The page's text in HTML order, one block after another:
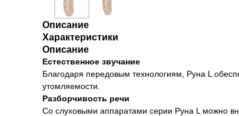
Описание
Характеристики
Описание
Естественное звучание
Благодаря передовым технологиям, Руна L
утомляемости.
Разборчивость речи
Со слуховыми аппаратами серии Руна L можно